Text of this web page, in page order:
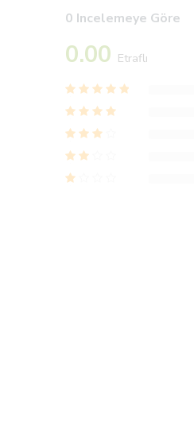
0 Incelemeye Göre
0.00 Etraflı